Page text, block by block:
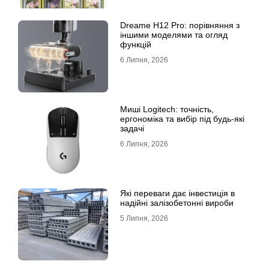
Dreame H12 Pro: порівняння з
іншими моделями та огляд
функцій
6 Липня, 2026
Миші Logitech: точність,
ергономіка та вибір під будь-які
задачі
6 Липня, 2026
Які переваги дає інвестиція в
надійні залізобетонні вироби
5 Липня, 2026